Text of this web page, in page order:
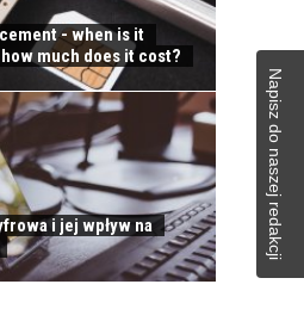
- when is it
much does it cost?
i jej wpływ na
ROKU
NA GPW
WZROSNĄĆ O
PROC.
Napisz do naszej redakcji